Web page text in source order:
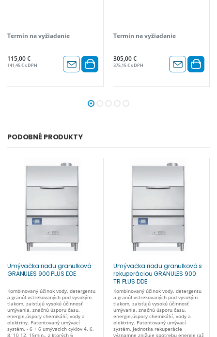
Termín na vyžiadanie
115,00 €
141,45 € s DPH
Termín na vyžiadanie
305,00 €
375,15 € s DPH
PODOBNÉ PRODUKTY
Umývačka riadu granulková
GRANULES 900 PLUS DDE
Kombinovaný účinok vody, detergentu
a granúl vstrekovaných pod vysokým
tlakom, zaisťujú vysokú účinnosť
umývania, značnú úsporu času,
energie,úspory chemikálií, vody a
elektriny. Patentovaný umývací
systém. - 6 + 6 umývacích cyklov 4, 6,
8, 10 12, 15min., z ktorých 6
Umývačka riadu granulková s
rekuperáciou GRANULES 900
TR PLUS DDE
Kombinovaný účinok vody, detergentu
a granúl vstrekovaných pod vysokým
tlakom, zaisťujú vysokú účinnosť
umývania, značnú úsporu času,
energie,úspory chemikálií, vody a
elektriny. Patentovaný umývací
systém. Jednotka rekuperácie
významne znižuje spotrebu energie (až